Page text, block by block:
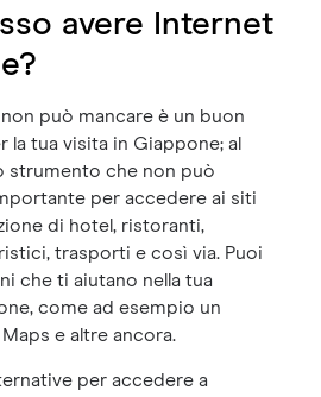
avere Internet
può mancare è un buon
la tua visita in Giappone; al
strumento che non può
per accedere ai siti
di hotel, ristoranti,
trasporti e così via. Puoi
che ti aiutano nella tua
come ad esempio un
e altre ancora.
per accedere a